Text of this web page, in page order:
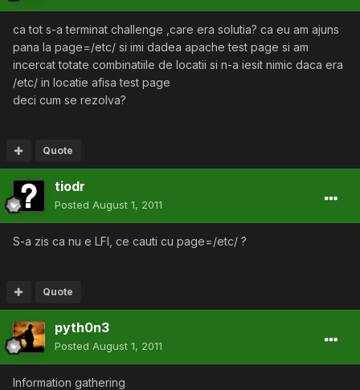
ca tot s-a terminat challenge ,care era solutia? ca eu am ajuns
pana la page=/etc/ si imi dadea apache test page si am
incercat totate combinatiile de locatii si n-a iesit nimic daca era
/etc/ in locatie afisa test page
deci cum se rezolva?
Quote
tiodr
Posted August 1, 2011
S-a zis ca nu e LFI, ce cauti cu page=/etc/ ?
Quote
pyth0n3
Posted August 1, 2011
Information gathering